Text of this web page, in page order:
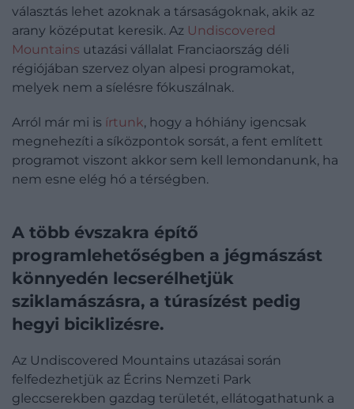
választás lehet azoknak a társaságoknak, akik az
arany középutat keresik. Az Undiscovered
Mountains utazási vállalat Franciaország déli
régiójában szervez olyan alpesi programokat,
melyek nem a síelésre fókuszálnak.
Arról már mi is írtunk, hogy a hóhiány igencsak
megnehezíti a síközpontok sorsát, a fent említett
programot viszont akkor sem kell lemondanunk, ha
nem esne elég hó a térségben.
A több évszakra építő
programlehetőségben a jégmászást
könnyedén lecserélhetjük
sziklamászásra, a túrasízést pedig
hegyi biciklizésre.
Az Undiscovered Mountains utazásai során
felfedezhetjük az Écrins Nemzeti Park
gleccserekben gazdag területét, ellátogathatunk a